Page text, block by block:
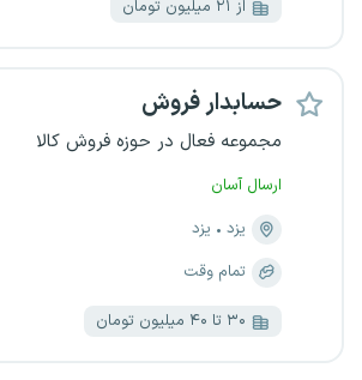
از ۲۱ میلیون تومان
حسابدار فروش
مجموعه فعال در حوزه فروش کالا
ارسال آسان
یزد
یزد
تمام وقت
۳۰ تا ۴۰ میلیون تومان